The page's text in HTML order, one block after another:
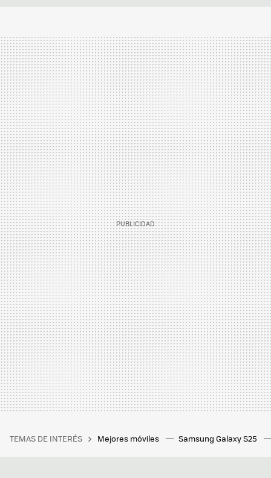
TEMAS DE INTERÉS Mejores móviles Samsung Galaxy S25